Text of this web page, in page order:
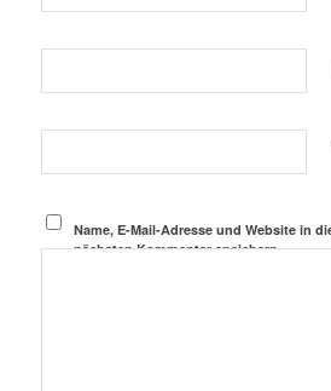
Name, E-Mail-Adresse und Website in
nächsten Kommentar speichern.